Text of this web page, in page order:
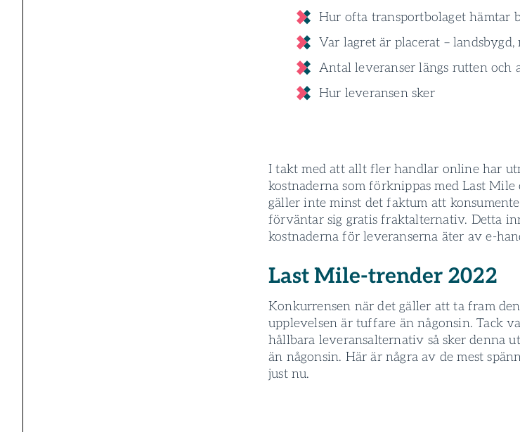
Hur ofta transportbolaget hämtar
Var lagret är placerat –
Antal leverans­er längs rutten och
Hur leverans­en sker
I takt med att allt fler handlar online har
kostnaderna som förknippas med Last
gäller inte minst det faktum att
förväntar sig gratis fraktalternativ. Detta
kostnaderna för leverans­erna äter av e-
Last Mile-trender 2022
Konkurrensen när det gäller att ta fram
upplevelsen är tuffare än någonsin. Tack
hållbara leverans­alternativ så sker denna
än någonsin. Här är några av de mest
just nu.